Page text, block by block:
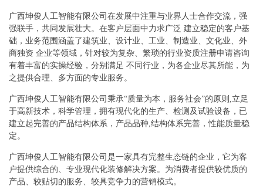
广西坤俊人工智能有限公司在发展中注重与业界人士合作交流，强
强联手，共同发展壮大。在客户层面中力求广泛 建立稳定的客户基
础，业务范围涵盖了建筑业、设计业、工业、制造业、文化业、外
商独资 企业等领域，针对较为复杂、繁琐的行业资质注册申请咨询
有着丰富的实操经验，分别满足 不同行业，为各企业尽其所能，为
之提供合理、多方面的专业服务。
广西坤俊人工智能有限公司秉承“质量为本，服务社会”的原则,立足
于高新技术，科学管理，拥有现代化的生产、检测及试验设备，已
建立起完善的产品结构体系，产品品种,结构体系完善，性能质量稳
定。
广西坤俊人工智能有限公司是一家具有完整生态链的企业，它为客
户提供综合的、专业现代化装修解决方案。为消费者提供较优质的
产品、较贴切的服务、较具竞争力的营销模式。